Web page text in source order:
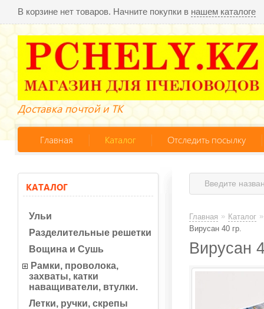
В корзине нет товаров. Начните покупки в нашем каталоге
Доставка почтой и ТК
Главная Каталог Отследить посылку
КАТАЛОГ
Ульи
Разделительные решетки
Вощина и Сушь
Рамки, проволока,
захваты, катки
наващиватели, втулки.
Летки, ручки, скрепы
Главная » Каталог »
Вирусан 40 гр.
Вирусан